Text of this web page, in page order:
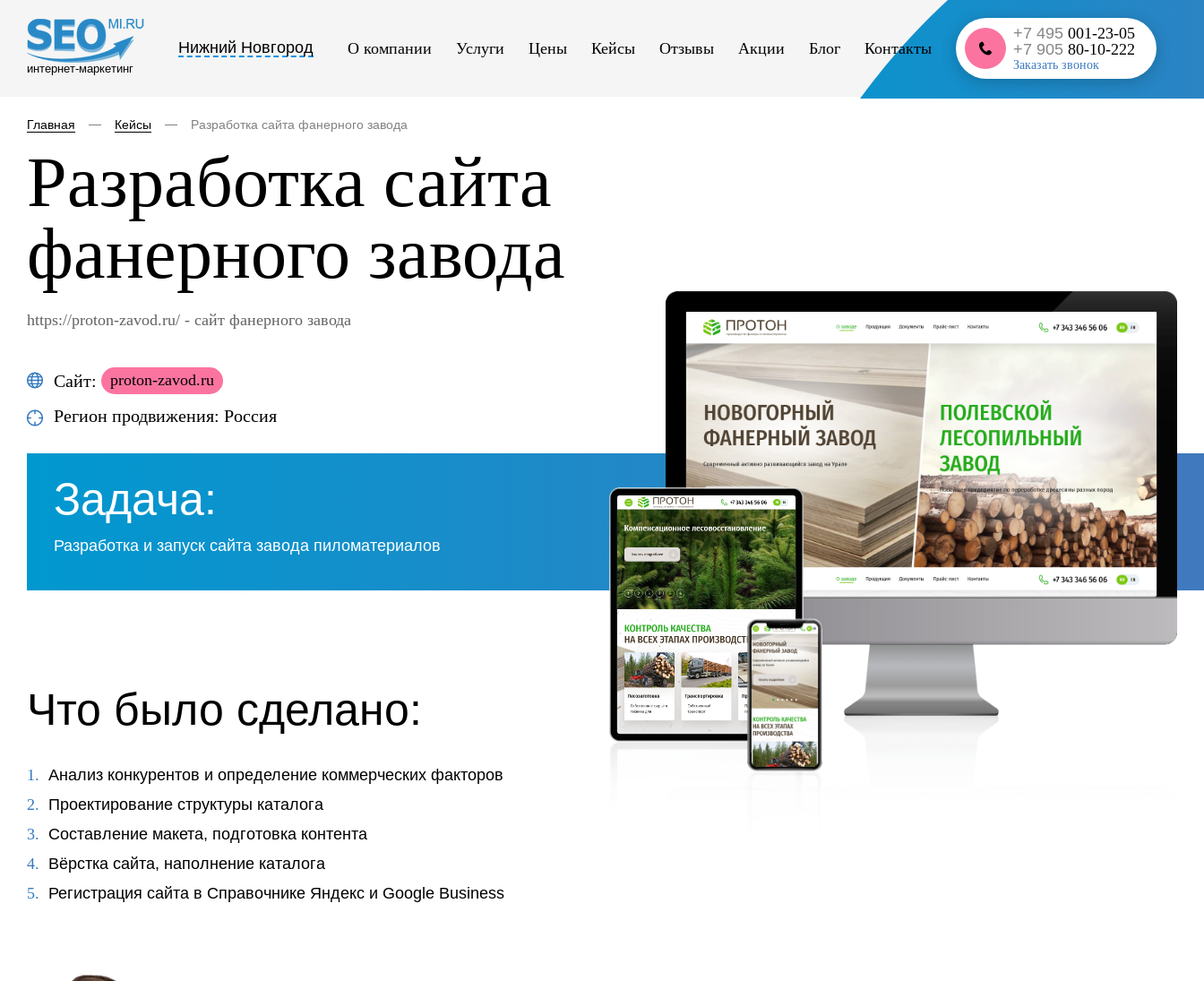
интернет-маркетинг
Нижний Новгород О компании Услуги Цены Кейсы Отзывы Акции Блог Контакты
+7 495 001-23-05
+7 905 80-10-222
Заказать звонок
Главная Кейсы Разработка сайта фанерного завода
Разработка сайта
фанерного завода
https://proton-zavod.ru/ - сайт фанерного завода
Сайт: proton-zavod.ru
Регион продвижения: Россия
Задача:
Разработка и запуск сайта завода пиломатериалов
Что было сделано:
Анализ конкурентов и определение коммерческих факторов
Проектирование структуры каталога
Составление макета, подготовка контента
Вёрстка сайта, наполнение каталога
Регистрация сайта в Справочнике Яндекс и Google Business